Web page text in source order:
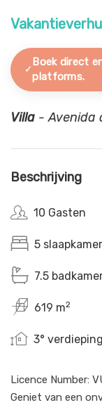
Boek direct
platforms.
Villa - Avenida
Beschrijving
10 Gasten
5
7.5
619 m2
3° verdieping
Licence Number:
Geniet van een